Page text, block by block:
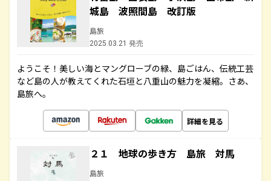
城島 波照間島 改訂版
島旅
2025.03.21 発売
ようこそ！美しい海とマングローブの緑、島ごはん、伝統工芸
など島の人が教えてくれた石垣と八重山の魅力を凝縮。さあ、
島旅へ。
詳細を見る
２１ 地球の歩き方 島旅 対馬
島旅